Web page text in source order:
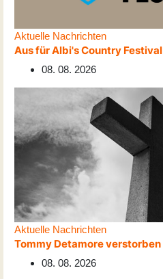
Aktuelle Nachrichten
Aus für Albi's Country Festival
08. 08. 2026
Aktuelle Nachrichten
Tommy Detamore verstorben
08. 08. 2026